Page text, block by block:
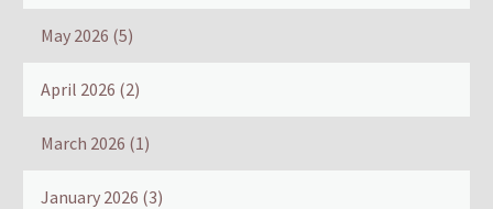
May 2026 (5)
April 2026 (2)
March 2026 (1)
January 2026 (3)